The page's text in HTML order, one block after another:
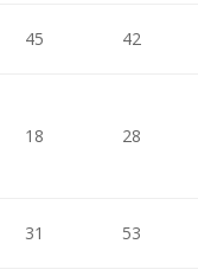
45 42
18 28
31 53